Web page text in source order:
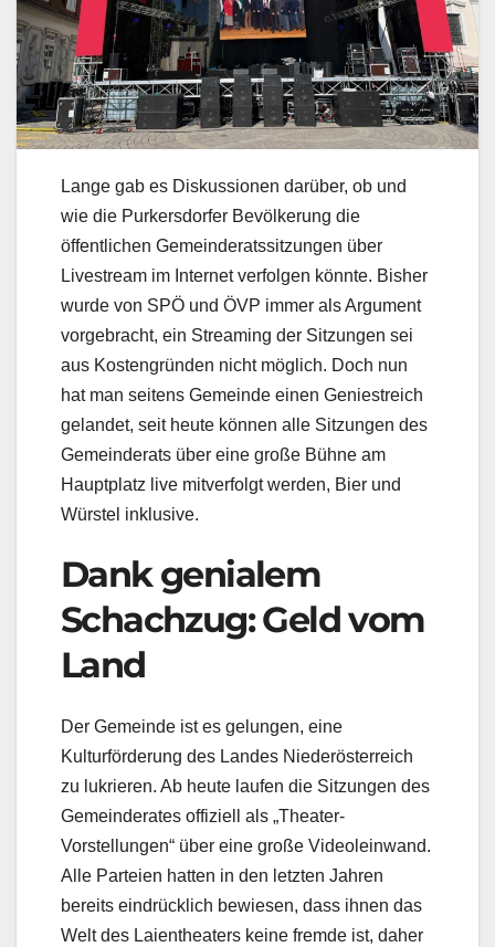
Lange gab es Diskussionen darüber, ob und
wie die Purkersdorfer Bevölkerung die
öffentlichen Gemeinderatssitzungen über
Livestream im Internet verfolgen könnte. Bisher
wurde von SPÖ und ÖVP immer als Argument
vorgebracht, ein Streaming der Sitzungen sei
aus Kostengründen nicht möglich. Doch nun
hat man seitens Gemeinde einen Geniestreich
gelandet, seit heute können alle Sitzungen des
Gemeinderats über eine große Bühne am
Hauptplatz live mitverfolgt werden, Bier und
Würstel inklusive.
Dank genialem
Schachzug: Geld vom
Land
Der Gemeinde ist es gelungen, eine
Kulturförderung des Landes Niederösterreich
zu lukrieren. Ab heute laufen die Sitzungen des
Gemeinderates offiziell als „Theater-
Vorstellungen“ über eine große Videoleinwand.
Alle Parteien hatten in den letzten Jahren
bereits eindrücklich bewiesen, dass ihnen das
Welt des Laientheaters keine fremde ist, daher